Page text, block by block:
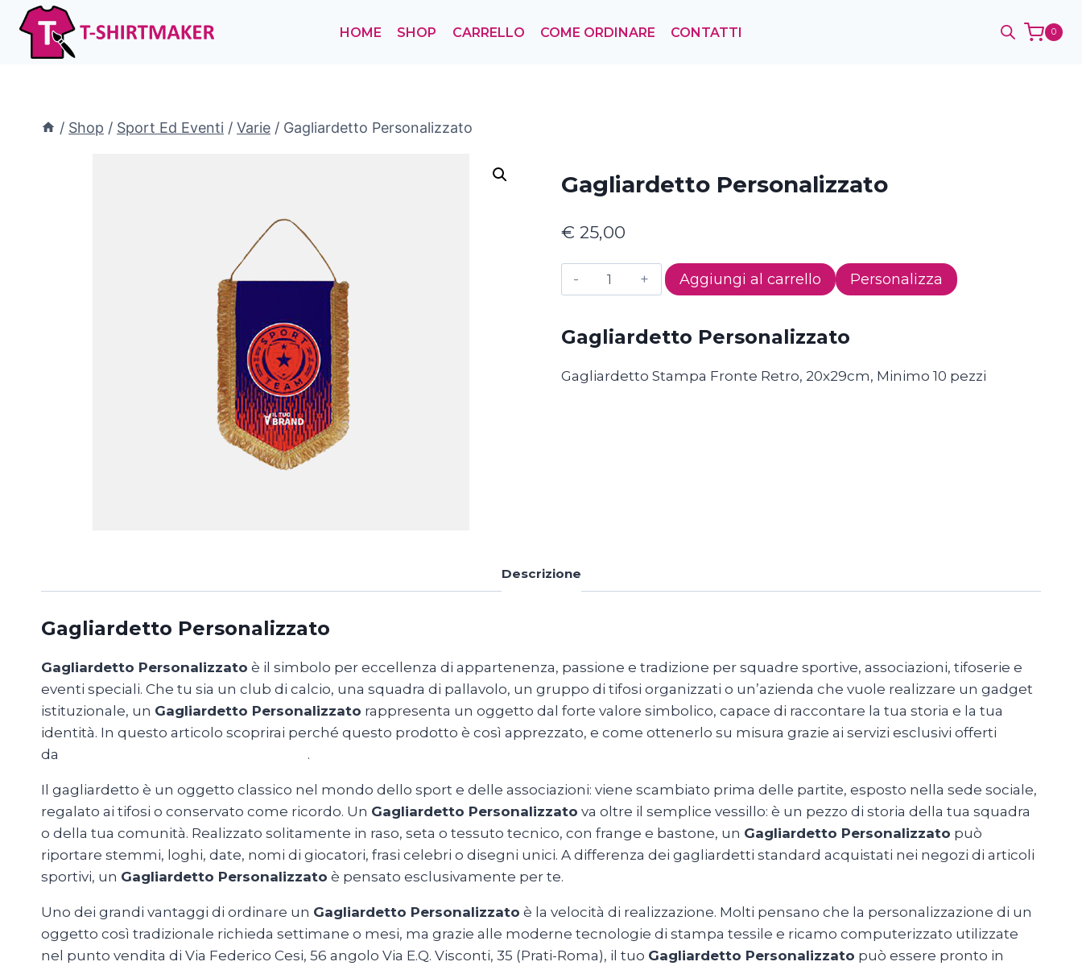
Salta
contenuto
HOME SHOP CARRELLO COME ORDINARE CONTATTI 0
/ Shop / Sport Ed Eventi / Varie / Gagliardetto Personalizzato
Gagliardetto Personalizzato
€ 25,00
Gagliardetto
Personalizzato
Aggiungi al carrello Personalizza
Gagliardetto Personalizzato
Gagliardetto Stampa Fronte Retro, 20x29cm, Minimo 10 pezzi
Descrizione
Gagliardetto Personalizzato
Gagliardetto Personalizzato è il simbolo per eccellenza di appartenenza, passione e tradizione per squadre sportive, associazioni, tifoserie e
eventi speciali. Che tu sia un club di calcio, una squadra di pallavolo, un gruppo di tifosi organizzati o un’azienda che vuole realizzare un gadget
istituzionale, un Gagliardetto Personalizzato rappresenta un oggetto dal forte valore simbolico, capace di raccontare la tua storia e la tua
identità. In questo articolo scoprirai perché questo prodotto è così apprezzato, e come ottenerlo su misura grazie ai servizi esclusivi offerti
da
.
Il gagliardetto è un oggetto classico nel mondo dello sport e delle associazioni: viene scambiato prima delle partite, esposto nella sede sociale,
regalato ai tifosi o conservato come ricordo. Un Gagliardetto Personalizzato va oltre il semplice vessillo: è un pezzo di storia della tua squadra
o della tua comunità. Realizzato solitamente in raso, seta o tessuto tecnico, con frange e bastone, un Gagliardetto Personalizzato può
riportare stemmi, loghi, date, nomi di giocatori, frasi celebri o disegni unici. A differenza dei gagliardetti standard acquistati nei negozi di articoli
sportivi, un Gagliardetto Personalizzato è pensato esclusivamente per te.
Uno dei grandi vantaggi di ordinare un Gagliardetto Personalizzato è la velocità di realizzazione. Molti pensano che la personalizzazione di un
oggetto così tradizionale richieda settimane o mesi, ma grazie alle moderne tecnologie di stampa tessile e ricamo computerizzato utilizzate
nel punto vendita di Via Federico Cesi, 56 angolo Via E.Q. Visconti, 35 (Prati-Roma), il tuo Gagliardetto Personalizzato può essere pronto in